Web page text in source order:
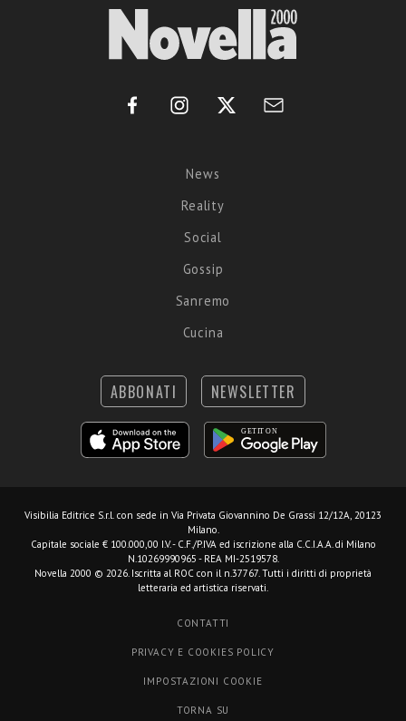
News
Reality
Social
Gossip
Sanremo
Cucina
ABBONATI NEWSLETTER
Visibilia Editrice S.r.l. con sede in Via Privata Giovannino De Grassi 12/12A, 20123
Milano.
Capitale sociale € 100.000,00 I.V. - C.F./P.IVA ed iscrizione alla C.C.I.A.A. di Milano
N.10269990965 - REA MI-2519578.
Novella 2000 © 2026. Iscritta al ROC con il n.37767. Tutti i diritti di proprietà
letteraria ed artistica riservati.
CONTATTI
PRIVACY E COOKIES POLICY
IMPOSTAZIONI COOKIE
TORNA SU